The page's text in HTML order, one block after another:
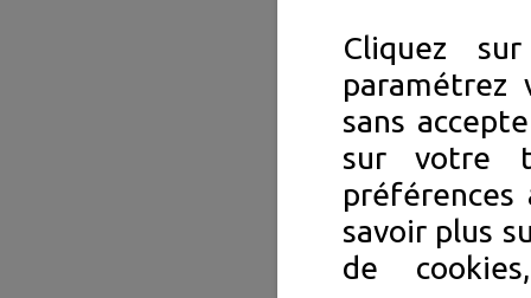
Cliquez
paramétrez
sans
sur votre
savoir plus
de